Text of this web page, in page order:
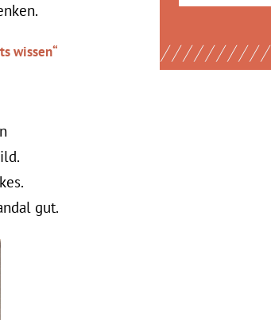
wissen“
gut.